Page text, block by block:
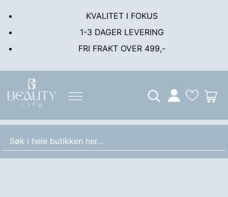
KVALITET I FOKUS
1-3 DAGER LEVERING
FRI FRAKT OVER 499,-
Min
konto